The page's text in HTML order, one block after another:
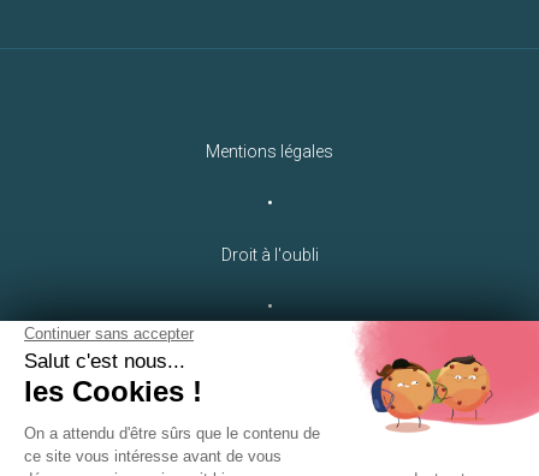
Mentions légales
•
Droit à l'oubli
•
LEB Communication